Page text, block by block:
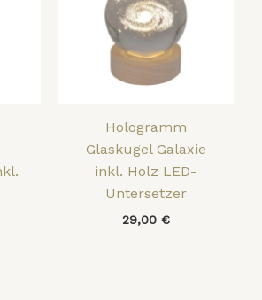
Hologramm
Glaskugel Galaxie
inkl. Holz LED-
Untersetzer
29,00 €